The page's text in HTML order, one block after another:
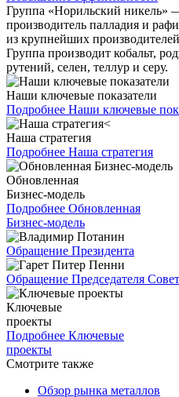
Группа «Норильский
производитель палладия и
из крупнейших
Группа производит кобальт,
рутений, селен, теллур и серу.
Наши ключевые показатели
Подробнее Наши ключевые
Наша стратегия
Подробнее Наша стратегия
Обновленная
Бизнес-модель
Подробнее Обновленная
Бизнес-модель
Обращение Президента
Обращение Председателя
Ключевые
проекты
Подробнее Ключевые
проекты
Смотрите также
Обзор рынка металлов